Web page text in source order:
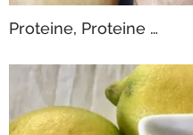
Proteine, Proteine …